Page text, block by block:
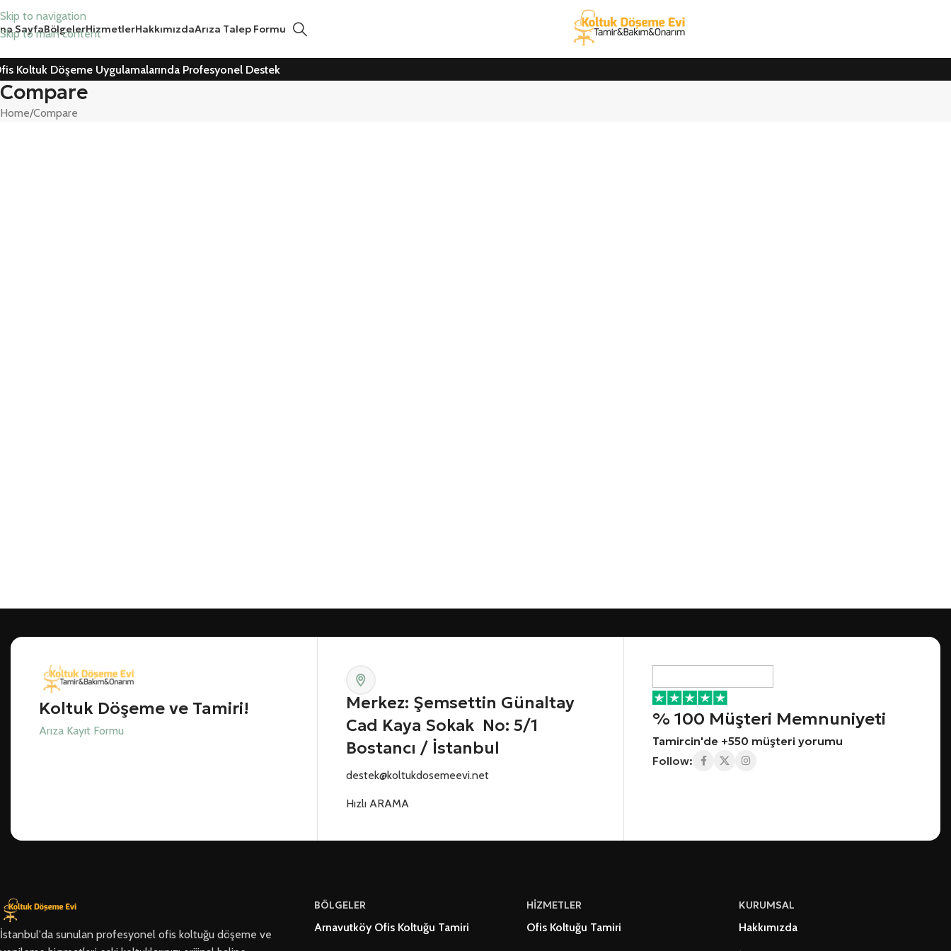
Skip to navigation
Skip to main content
SayfaBölgelerHizmetlerHakkımızdaArıza Talep Formu
Koltuk Döşeme Uygulamalarında Profesyonel Destek
Compare
Home Compare
Koltuk Döşeme ve Tamiri!
Arıza Kayıt Formu
Merkez: Şemsettin Günaltay
Cad Kaya Sokak No: 5/1
Bostancı / İstanbul
destek@koltukdosemeevi.net
Hızlı ARAMA
% 100 Müşteri Memnuniyeti
Tamircin'de +550 müşteri yorumu
Follow:
İstanbul'da sunulan profesyonel ofis koltuğu döşeme ve
BÖLGELER
Arnavutköy Ofis Koltuğu Tamiri
HİZMETLER
Ofis Koltuğu Tamiri
KURUMSAL
Hakkımızda